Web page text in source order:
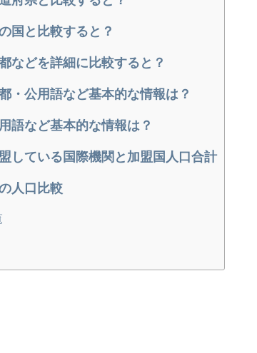
国と比較すると？
などを詳細に比較すると？
・公用語など基本的な情報は？
語など基本的な情報は？
している国際機関と加盟国人口合計
人口比較